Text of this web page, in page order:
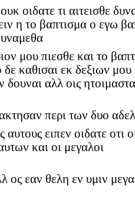
οιδατε τι αιτεισθε
η το βαπτισμα ο εγω
μου πιεσθε και το
καθισαι εκ δεξιων μου
αλλ οις
περι των δυο
ειπεν οιδατε οτι
και οι μεγαλοι
ος εαν θελη εν υμιν